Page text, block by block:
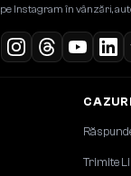
pe Instagram în vânzări,
Trimite